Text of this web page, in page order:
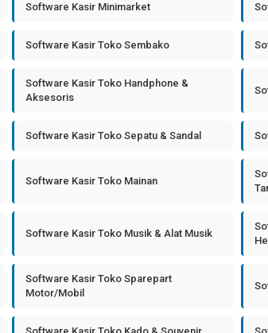
Software Kasir Minimarket
Software Kasir Toko Sembako
Software Kasir Toko Handphone &
Aksesoris
Software Kasir Toko Sepatu & Sandal
Software Kasir Toko Mainan
Software Kasir Toko Musik & Alat Musik
Software Kasir Toko Sparepart
Motor/Mobil